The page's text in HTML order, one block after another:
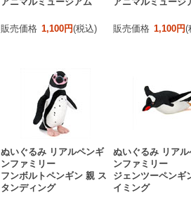
販売価格 1,100円(税込) 販売価格 1,100円(
ぬいぐるみ リアルペンギ
ンファミリー
フンボルトペンギン 親 ス
タンディング
ぬいぐるみ リアル
ンファミリー
ジェンツーペンギ
イミング